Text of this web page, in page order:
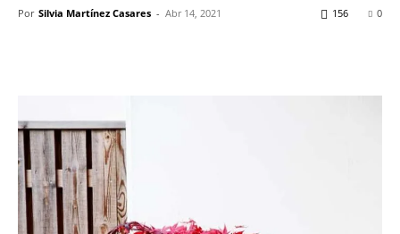
Por Silvia Martínez Casares - Abr 14, 2021 0
156